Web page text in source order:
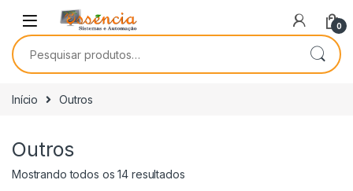
0
Início Outros
Outros
Mostrando todos os 14 resultados